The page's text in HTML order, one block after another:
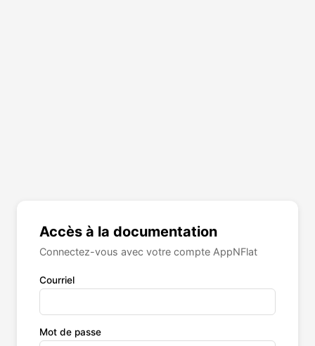
Accès à la documentation
Connectez-vous avec votre compte AppNFlat
Courriel
Mot de passe